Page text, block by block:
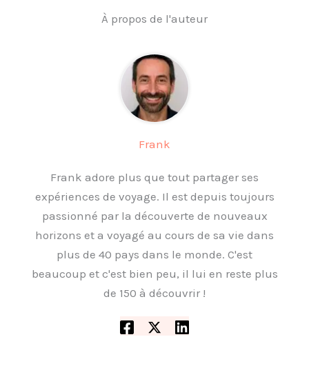
À propos de l'auteur
Frank
Frank adore plus que tout partager ses
expériences de voyage. Il est depuis toujours
passionné par la découverte de nouveaux
horizons et a voyagé au cours de sa vie dans
plus de 40 pays dans le monde. C'est
beaucoup et c'est bien peu, il lui en reste plus
de 150 à découvrir !